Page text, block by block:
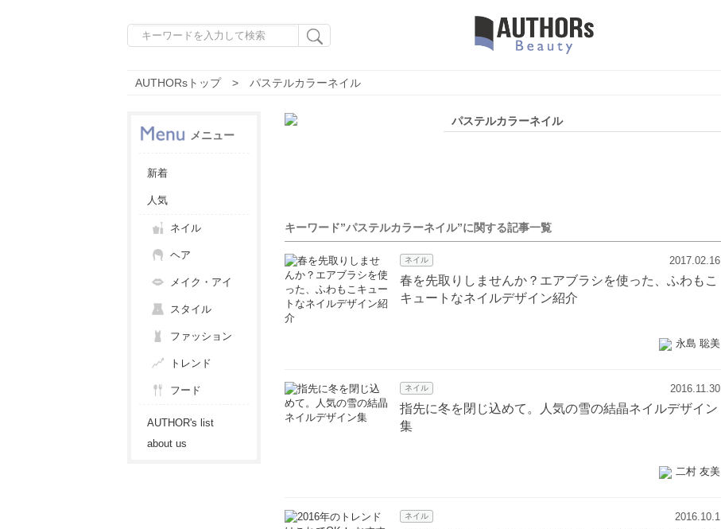
AUTHORsトップ パステルカラーネイル
メニュー
新着
人気
ネイル
ヘア
メイク・アイ
スタイル
ファッション
トレンド
フード
AUTHOR's list
about us
パステルカラーネイル
キーワード”パステルカラーネイル”に関する記事一覧
ネイル 2017.02.16
春を先取りしませんか？エアブラシを使った、ふわもこ
キュートなネイルデザイン紹介
永島 聡美
ネイル 2016.11.30
指先に冬を閉じ込めて。人気の雪の結晶ネイルデザイン
集
二村 友美
ネイル 2016.10.1